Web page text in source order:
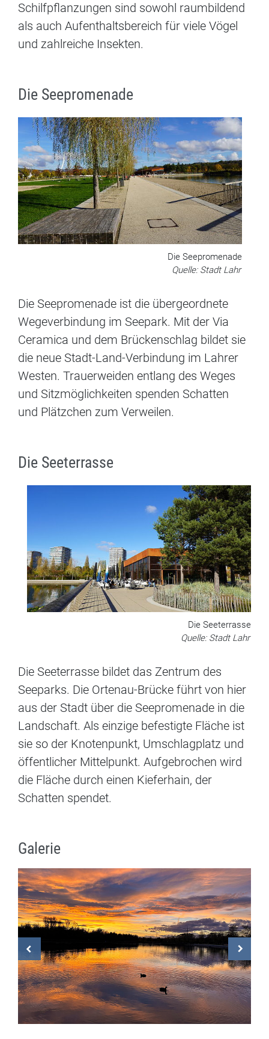
Schilfpflanzungen sind sowohl raumbildend
als auch Aufenthaltsbereich für viele Vögel
und zahlreiche Insekten.
Die Seepromenade
Die Seepromenade
Quelle: Stadt Lahr
Die Seepromenade ist die übergeordnete
Wegeverbindung im Seepark. Mit der Via
Ceramica und dem Brückenschlag bildet sie
die neue Stadt-Land-Verbindung im Lahrer
Westen. Trauerweiden entlang des Weges
und Sitzmöglichkeiten spenden Schatten
und Plätzchen zum Verweilen.
Die Seeterrasse
Die Seeterrasse
Quelle: Stadt Lahr
Die Seeterrasse bildet das Zentrum des
Seeparks. Die Ortenau-Brücke führt von hier
aus der Stadt über die Seepromenade in die
Landschaft. Als einzige befestigte Fläche ist
sie so der Knotenpunkt, Umschlagplatz und
öffentlicher Mittelpunkt. Aufgebrochen wird
die Fläche durch einen Kieferhain, der
Schatten spendet.
Galerie